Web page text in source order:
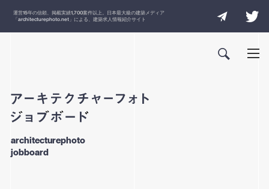
運営15年の信頼、掲載実績1,700案件以上。日本最大級の建築メディア
「architecturephoto.net 」による、建築求人情報紹介サイト
architecturephoto
jobboard